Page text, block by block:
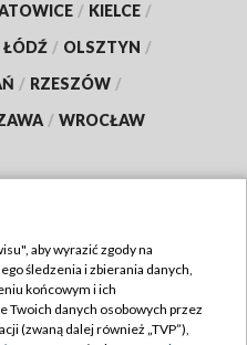
/ KIELCE /
ŁÓDŹ / OLSZTYN /
/ RZESZÓW /
/ WROCŁAW
TVP
aby wyrazić zgody na
śledzenia i zbierania danych,
końcowym i ich
Twoich danych osobowych przez
(zwaną dalej również „TVP”),